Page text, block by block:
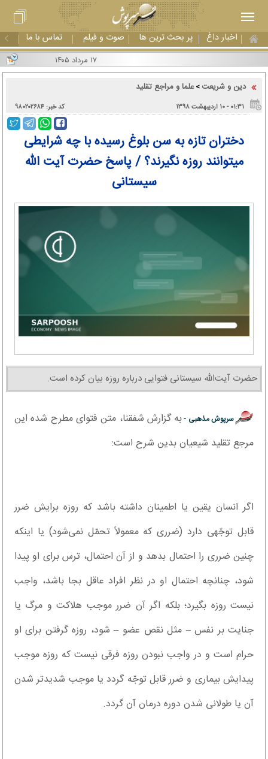
اخبار داغ پر بحث ترین ها صوت و فیلم تماس با ما
۱۷ مرداد ۱۴۰۵
دین و شریعت > علما و مراجع تقلید
۰۱:۳۱ - ۱۰ اردیبهشت ۱۳۹۸ کد خبر: ۹۸۰۲۰۲۶۸۴
دختران تازه به سن بلوغ رسیده با چه شرایطی
میتوانند روزه نگیرند؟ / پاسخ حضرت آیت الله
سیستانی
حضرت آیت‌الله سیستانی فتوایی درباره روزه بیان کرده است.
سرپوش مذهبی -به گزارش شفقنا، متن فتوای مطرح شده این
مرجع تقلید شیعیان بدین شرح است:
اگر انسان یقین یا اطمینان داشته باشد که روزه برایش ضرر
قابل توجّهی دارد (ضرری که معمولاً تحمّل نمی‌شود) یا اینکه
چنین ضرری را احتمال بدهد و از آن احتمال، ترس برای او پیدا
شود، چنانچه احتمال او در نظر افراد عاقل بجا باشد، واجب
نیست روزه بگیرد؛ بلکه اگر آن ضرر موجب هلاکت و مرگ یا
جنایت بر نفس – مثل نقص عضو – شود، روزه گرفتن برای او
حرام است و در واجب نبودن روزه فرقی نیست که روزه موجب
پیدایش بیماری و ضرر قابل توجّه گردد یا موجب شدیدتر شدن
آن یا طولانی شدن دوره درمان آن گردد.